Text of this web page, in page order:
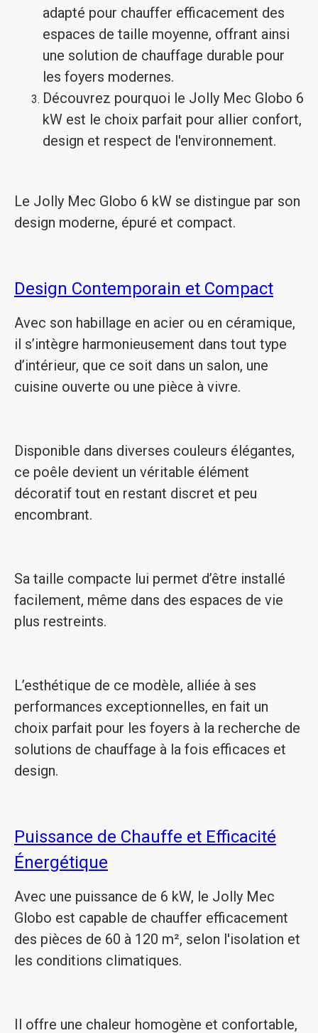
adapté pour chauffer efficacement des
espaces de taille moyenne, offrant ainsi
une solution de chauffage durable pour
les foyers modernes.
Découvrez pourquoi le Jolly Mec Globo 6
kW est le choix parfait pour allier confort,
design et respect de l'environnement.
Le Jolly Mec Globo 6 kW se distingue par son
design moderne, épuré et compact.
Design Contemporain et Compact
Avec son habillage en acier ou en céramique,
il s’intègre harmonieusement dans tout type
d’intérieur, que ce soit dans un salon, une
cuisine ouverte ou une pièce à vivre.
Disponible dans diverses couleurs élégantes,
ce poêle devient un véritable élément
décoratif tout en restant discret et peu
encombrant.
Sa taille compacte lui permet d’être installé
facilement, même dans des espaces de vie
plus restreints.
L’esthétique de ce modèle, alliée à ses
performances exceptionnelles, en fait un
choix parfait pour les foyers à la recherche de
solutions de chauffage à la fois efficaces et
design.
Puissance de Chauffe et Efficacité
Énergétique
Avec une puissance de 6 kW, le Jolly Mec
Globo est capable de chauffer efficacement
des pièces de 60 à 120 m², selon l'isolation et
les conditions climatiques.
Il offre une chaleur homogène et confortable,